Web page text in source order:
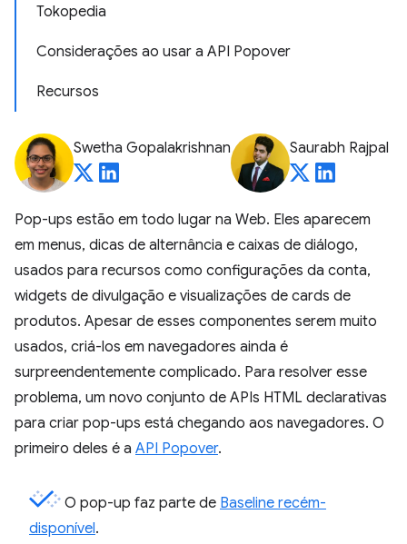
Tokopedia
Considerações ao usar a API Popover
Recursos
Swetha Gopalakrishnan Saurabh Rajpal
Pop-ups estão em todo lugar na Web. Eles aparecem
em menus, dicas de alternância e caixas de diálogo,
usados para recursos como configurações da conta,
widgets de divulgação e visualizações de cards de
produtos. Apesar de esses componentes serem muito
usados, criá-los em navegadores ainda é
surpreendentemente complicado. Para resolver esse
problema, um novo conjunto de APIs HTML declarativas
para criar pop-ups está chegando aos navegadores. O
primeiro deles é a API Popover.
O pop-up faz parte de Baseline recém-
disponível.